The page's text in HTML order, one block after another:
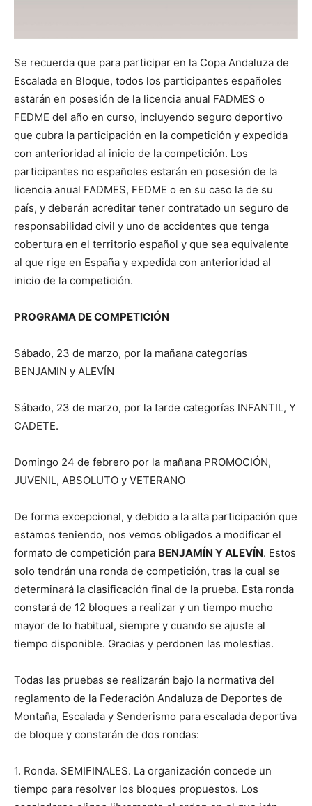
Se recuerda que para participar en la Copa Andaluza de
Escalada en Bloque, todos los participantes españoles
estarán en posesión de la licencia anual FADMES o
FEDME del año en curso, incluyendo seguro deportivo
que cubra la participación en la competición y expedida
con anterioridad al inicio de la competición. Los
participantes no españoles estarán en posesión de la
licencia anual FADMES, FEDME o en su caso la de su
país, y deberán acreditar tener contratado un seguro de
responsabilidad civil y uno de accidentes que tenga
cobertura en el territorio español y que sea equivalente
al que rige en España y expedida con anterioridad al
inicio de la competición.
PROGRAMA DE COMPETICIÓN
Sábado, 23 de marzo, por la mañana categorías
BENJAMIN y ALEVÍN
Sábado, 23 de marzo, por la tarde categorías INFANTIL, Y
CADETE.
Domingo 24 de febrero por la mañana PROMOCIÓN,
JUVENIL, ABSOLUTO y VETERANO
De forma excepcional, y debido a la alta participación que
estamos teniendo, nos vemos obligados a modificar el
formato de competición para BENJAMÍN Y ALEVÍN. Estos
solo tendrán una ronda de competición, tras la cual se
determinará la clasificación final de la prueba. Esta ronda
constará de 12 bloques a realizar y un tiempo mucho
mayor de lo habitual, siempre y cuando se ajuste al
tiempo disponible. Gracias y perdonen las molestias.
Todas las pruebas se realizarán bajo la normativa del
reglamento de la Federación Andaluza de Deportes de
Montaña, Escalada y Senderismo para escalada deportiva
de bloque y constarán de dos rondas:
1. Ronda. SEMIFINALES. La organización concede un
tiempo para resolver los bloques propuestos. Los